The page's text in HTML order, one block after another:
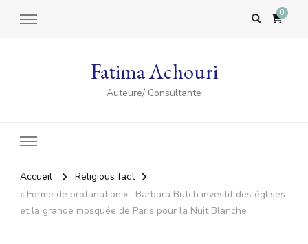
0
Fatima Achouri
Auteure/ Consultante
Accueil
Religious fact
« Forme de profanation » : Barbara Butch investit des églises
et la grande mosquée de Paris pour la Nuit Blanche